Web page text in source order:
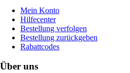
Mein Konto
Hilfecenter
Bestellung verfolgen
Bestellung zurückgeben
Rabattcodes
Über uns